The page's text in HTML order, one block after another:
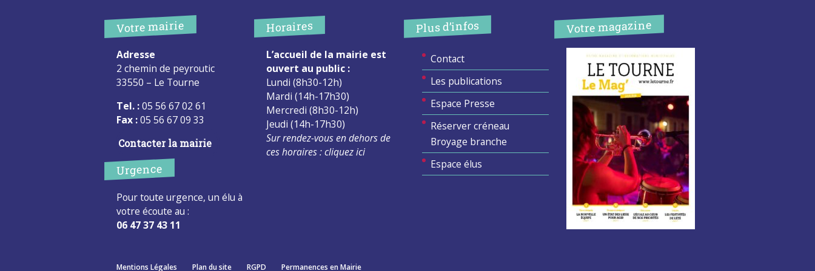
Votre mairie
Adresse
2 chemin de peyroutic
33550 – Le Tourne
Tel. :05 56 67 02 61
Fax :05 56 67 09 33
Contacter la mairie
Urgence
Pour toute urgence, un élu à
votre écoute au :
06 47 37 43 11
Horaires
L’accueil de la mairie est
ouvert au public :
Lundi (8h30-12h)
Mardi (14h-17h30)
Mercredi (8h30-12h)
Jeudi (14h-17h30)
Sur rendez-vous en dehors de
ces horaires :cliquez ici
Plus d’infos
Contact
Les publications
Espace Presse
Réserver créneau
Broyage branche
Espace élus
Votre magazine
Mentions Légales Plan du site RGPD Permanences en Mairie